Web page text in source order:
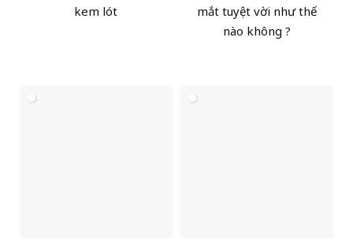
kem lót
mắt tuyệt vời như thế
nào không ?